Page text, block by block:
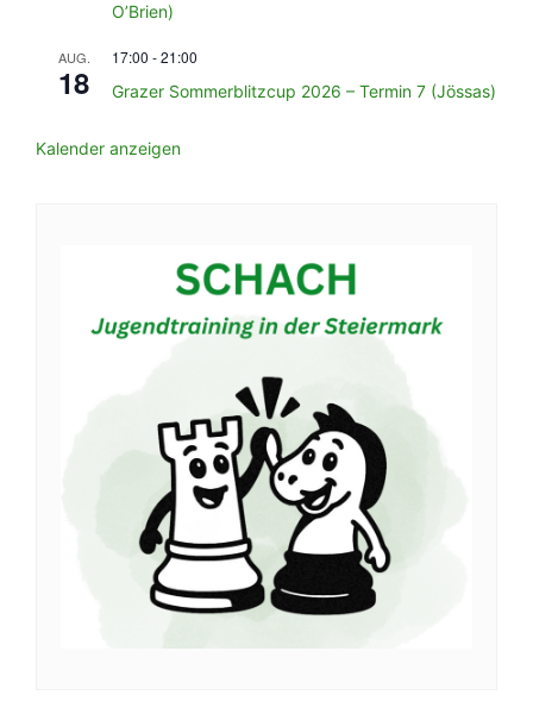
O’Brien)
AUG.
18
17:00 -21:00
Grazer Sommerblitzcup 2026 – Termin 7 (Jössas)
Kalender anzeigen